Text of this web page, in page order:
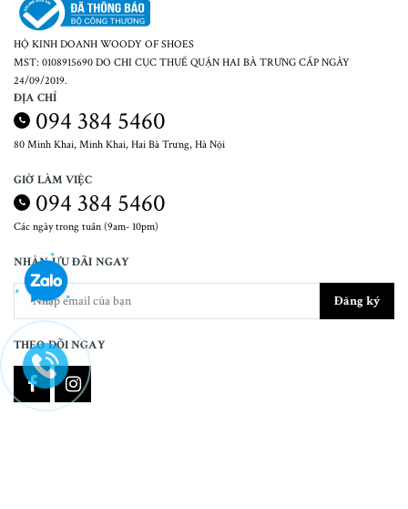
HỘ KINH DOANH WOODY OF SHOES
MST: 0108915690 DO CHI CỤC THUẾ QUẬN HAI BÀ TRƯNG CẤP NGÀY
24/09/2019.
ĐỊA CHỈ
094 384 5460
80 Minh Khai, Minh Khai, Hai Bà Trưng, Hà Nội
GIỜ LÀM VIỆC
094 384 5460
Các ngày trong tuần (9am- 10pm)
NHẬN ƯU ĐÃI NGAY
Đăng ký
THEO DÕI NGAY